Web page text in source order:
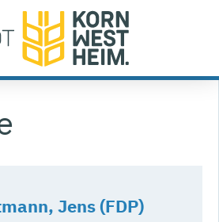
Jens (FDP)